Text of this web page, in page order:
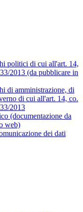
politici di cui all'art. 14,
2013 (da pubblicare in
di amministrazione, di
di cui all'art. 14, co.
2013
(documentazione da
web)
dei dati